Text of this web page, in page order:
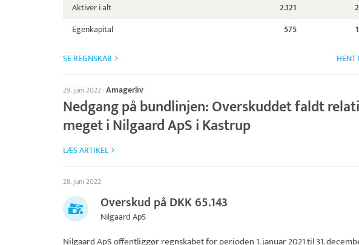
Aktiver i alt
2.121
Egenkapital
575
SE REGNSKAB HENT
29. juni 2022·Amagerliv
Nedgang på bundlinjen: Overskuddet faldt
meget i Nilgaard ApS i Kastrup
LÆS ARTIKEL
28. juni 2022
Overskud på DKK 65.143
Nilgaard ApS
Nilgaard ApSoffentliggør regnskabet for perioden 1. januar 2021 til 31.